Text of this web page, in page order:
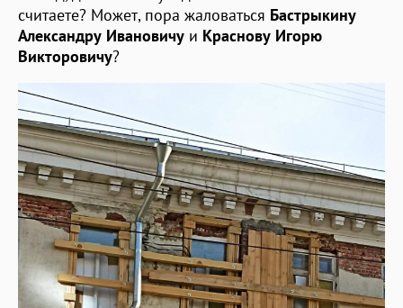
считаете? Может, пора жаловаться Бастрыкину
Александру Ивановичу и Краснову Игорю
Викторовичу?